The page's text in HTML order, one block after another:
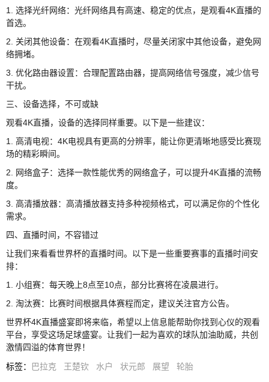
1. 选择光纤网络：光纤网络具有高速、稳定的优点，是观看4K直播的
首选。
2. 关闭其他设备：在观看4K直播时，尽量关闭家中其他设备，避免网
络拥堵。
3. 优化路由器设置：合理配置路由器，提高网络信号强度，减少信号
干扰。
三、设备选择，不可或缺
观看4K直播，设备的选择同样重要。以下是一些建议：
1. 高清电视：4K电视具有更高的分辨率，能让你更清晰地感受比赛现
场的精彩瞬间。
2. 网络盒子：选择一款性能优秀的网络盒子，可以提升4K直播的流畅
度。
3. 高清播放器：高清播放器支持多种视频格式，可以满足你的个性化
需求。
四、直播时间，不容错过
让我们来看看世界杯的直播时间。以下是一些重要赛事的直播时间安
排：
1. 小组赛：每天晚上8点至10点，部分比赛将在凌晨进行。
2. 淘汰赛：比赛时间根据具体赛程而定，建议关注官方公告。
世界杯4K直播盛宴即将来临，希望以上信息能帮助你找到心仪的观看
平台，享受这场足球盛宴。让我们一起为喜欢的球队加油助威，共创
激情四溢的体育世界！
标签： 巴拉克 王楚钦 水户 状元郎 展望 轮胎